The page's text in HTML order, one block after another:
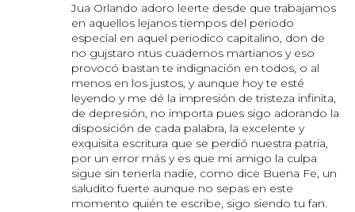
Jua Orlando adoro leerte desde que trabajamos
en aquellos lejanos tiempos del periodo
especial en aquel periodico capitalino, don de
no gujstaro ntus cuadernos martianos y eso
provocó bastan te indignación en todos, o al
menos en los justos, y aunque hoy te esté
leyendo y me dé la impresión de tristeza infinita,
de depresión, no importa pues sigo adorando la
disposición de cada palabra, la excelente y
exquisita escritura que se perdió nuestra patria,
por un error más y es que mi amigo la culpa
sigue sin tenerla nadie, como dice Buena Fe, un
saludito fuerte aunque no sepas en este
momento quién te escribe, sigo siendo tu fan.